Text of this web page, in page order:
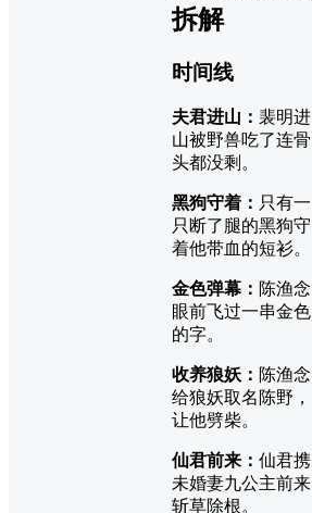
拆解
时间线
夫君进山： 裴明进
山被野兽吃了连骨
头都没剩。
黑狗守着： 只有一
只断了腿的黑狗守
着他带血的短衫。
金色弹幕： 陈渔念
眼前飞过一串金色
的字。
收养狼妖： 陈渔念
给狼妖取名陈野，
让他劈柴。
仙君前来： 仙君携
未婚妻九公主前来
斩草除根。